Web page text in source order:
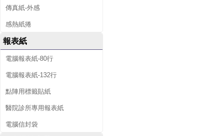
傳真紙-外感
感熱紙捲
報表紙
電腦報表紙-80行
電腦報表紙-132行
點陣用標籤貼紙
醫院診所專用報表紙
電腦信封袋